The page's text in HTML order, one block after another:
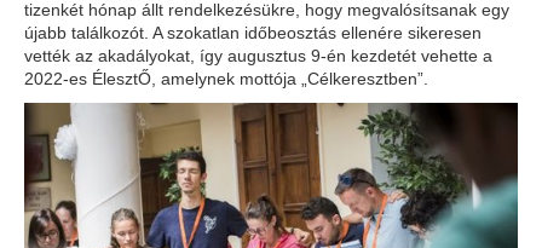
tizenkét hónap állt rendelkezésükre, hogy megvalósítsanak egy
újabb találkozót. A szokatlan időbeosztás ellenére sikeresen
vették az akadályokat, így augusztus 9-én kezdetét vehette a
2022-es ÉlesztŐ, amelynek mottója „Célkeresztben”.